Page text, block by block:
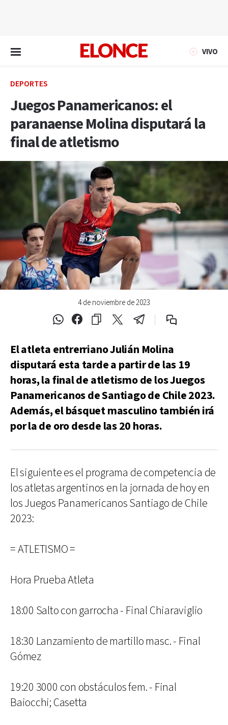
VIVO
DEPORTES
Juegos Panamericanos: el
paranaense Molina disputará la
final de atletismo
4 de noviembre de 2023
El atleta entrerriano Julián Molina
disputará esta tarde a partir de las 19
horas, la final de atletismo de los Juegos
Panamericanos de Santiago de Chile 2023.
Además, el básquet masculino también irá
por la de oro desde las 20 horas.
El siguiente es el programa de competencia de
los atletas argentinos en la jornada de hoy en
los Juegos Panamericanos Santiago de Chile
2023:
= ATLETISMO =
Hora Prueba Atleta
18:00 Salto con garrocha - Final Chiaraviglio
18:30 Lanzamiento de martillo masc. - Final
Gómez
19:20 3000 con obstáculos fem. - Final
Baiocchi; Casetta